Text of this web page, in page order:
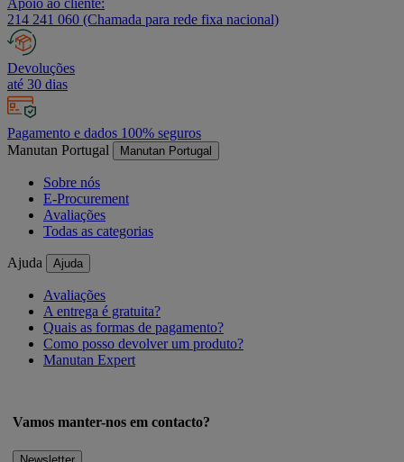
Apoio ao cliente:
214 241 060 (Chamada para rede fixa nacional)
Devoluções
até 30 dias
Pagamento e dados 100% seguros
Manutan Portugal
Manutan Portugal
Sobre nós
E-Procurement
Avaliações
Todas as categorias
Ajuda Ajuda
Avaliações
A entrega é gratuita?
Quais as formas de pagamento?
Como posso devolver um produto?
Manutan Expert
Vamos manter-nos em contacto?